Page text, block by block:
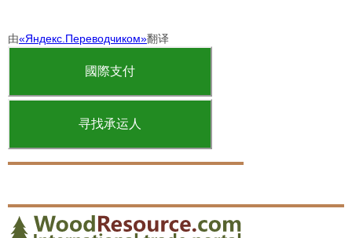
由«Яндекс.Переводчиком»翻译
國際支付
寻找承运人